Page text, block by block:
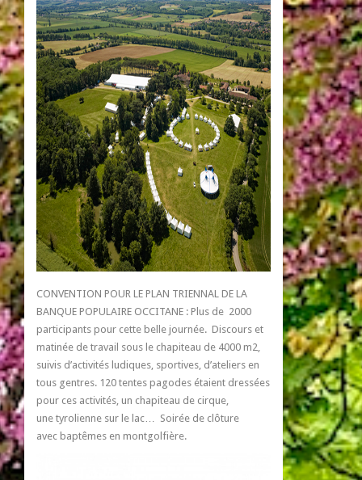
CONVENTION POUR LE PLAN TRIENNAL DE LA
BANQUE POPULAIRE OCCITANE : Plus de 2000
participants pour cette belle journée. Discours et
matinée de travail sous le chapiteau de 4000 m2,
suivis d’activités ludiques, sportives, d’ateliers en
tous gentres. 120 tentes pagodes étaient dressées
pour ces activités, un chapiteau de cirque,
une tyrolienne sur le lac… Soirée de clôture
avec baptêmes en montgolfière.